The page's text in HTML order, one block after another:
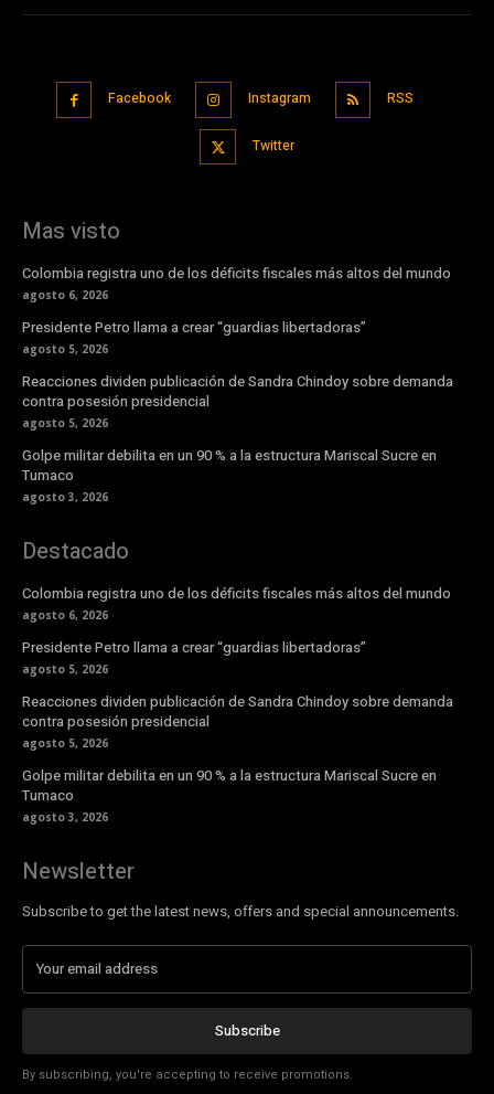
Facebook Instagram RSS
Twitter
Mas visto
Colombia registra uno de los déficits fiscales más altos del mundo
agosto 6, 2026
Presidente Petro llama a crear “guardias libertadoras”
agosto 5, 2026
Reacciones dividen publicación de Sandra Chindoy sobre demanda
contra posesión presidencial
agosto 5, 2026
Golpe militar debilita en un 90 % a la estructura Mariscal Sucre en
Tumaco
agosto 3, 2026
Destacado
Colombia registra uno de los déficits fiscales más altos del mundo
agosto 6, 2026
Presidente Petro llama a crear “guardias libertadoras”
agosto 5, 2026
Reacciones dividen publicación de Sandra Chindoy sobre demanda
contra posesión presidencial
agosto 5, 2026
Golpe militar debilita en un 90 % a la estructura Mariscal Sucre en
Tumaco
agosto 3, 2026
Newsletter
Subscribe to get the latest news, offers and special announcements.
Subscribe
By subscribing, you're accepting to receive promotions.